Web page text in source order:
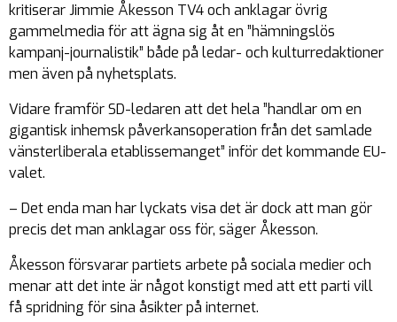
kritiserar Jimmie Åkesson TV4 och anklagar övrig
gammelmedia för att ägna sig åt en ”hämningslös
kampanj-journalistik” både på ledar- och kulturredaktioner
men även på nyhetsplats.
Vidare framför SD-ledaren att det hela ”handlar om en
gigantisk inhemsk påverkansoperation från det samlade
vänsterliberala etablissemanget” inför det kommande EU-
valet.
– Det enda man har lyckats visa det är dock att man gör
precis det man anklagar oss för, säger Åkesson.
Åkesson försvarar partiets arbete på sociala medier och
menar att det inte är något konstigt med att ett parti vill
få spridning för sina åsikter på internet.